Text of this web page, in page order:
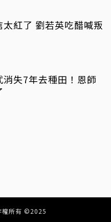
太紅了 劉若英吃醋喊叛
消失7年去種田！恩師
權所有 ©2025